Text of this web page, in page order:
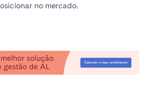
no mercado.